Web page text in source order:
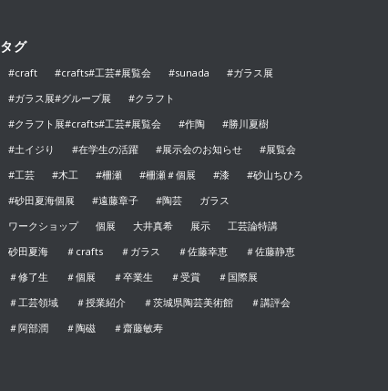
タグ
#craft #crafts#工芸#展覧会 #sunada
#ガラス展
#ガラス展#グループ展
#クラフト
#クラフト展#crafts#工芸#展覧会
#作陶
#勝川夏樹
#土イジり
#在学生の活躍 #展示会のお知らせ
#展覧会
#工芸
#木工 #柵瀬 #柵瀬＃個展 #漆
#砂山ちひろ
#砂田夏海個展
#遠藤章子 #陶芸
ガラス
ワークショップ
個展 大井真希 展示
工芸論特講
砂田夏海
＃crafts ＃ガラス ＃佐藤幸恵
＃佐藤静恵
＃修了生
＃個展 ＃卒業生 ＃受賞
＃国際展
＃工芸領域
＃授業紹介 ＃茨城県陶芸美術館
＃講評会
＃阿部潤
＃陶磁 ＃齋藤敏寿